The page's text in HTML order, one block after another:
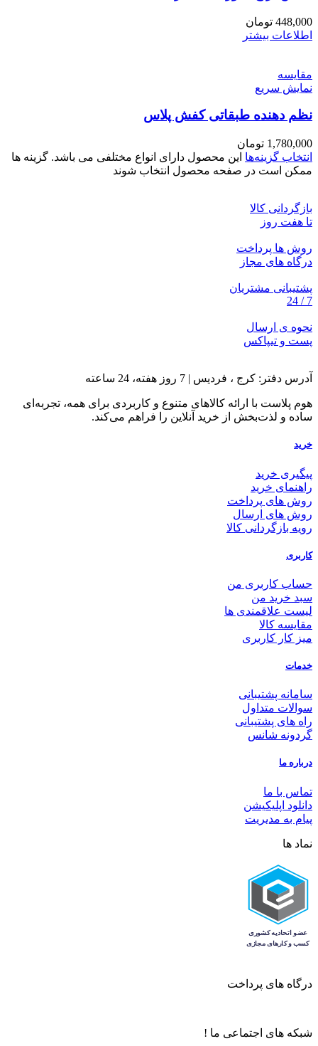
448,000 تومان
اطلاعات بیشتر
مقايسه
نمایش سریع
نظم دهنده طبقاتی کفش پلاس
1,780,000 تومان
انتخاب گزینه‌ها این محصول دارای انواع مختلفی می باشد. گزینه ها
ممکن است در صفحه محصول انتخاب شوند
بازگردانی کالا
تا هفت روز
روش ها پرداخت
درگاه های مجاز
پشتیبانی مشتریان
7 / 24
نحوه ی ارسال
پست و تیپاکس
آدرس دفتر: کرج ، فردیس | 7 روز هفته، 24 ساعته
هوم پلاست با ارائه کالاهای متنوع و کاربردی برای همه، تجربه‌ای
ساده و لذت‌بخش از خرید آنلاین را فراهم می‌کند.
خرید
پیگیری خرید
راهنمای خرید
روش های پرداخت
روش های ارسال
رویه بازگردانی کالا
کاربری
حساب کاربری من
سبد خرید من
لیست علاقمندی ها
مقایسه کالا
میز کار کاربری
خدمات
سامانه پشتیبانی
سوالات متداول
راه های پشتیبانی
گردونه شانس
درباره ما
تماس با ما
دانلود اپلیکیشن
پیام به مدیریت
نماد ها
درگاه های پرداخت
شبکه های اجتماعی ما !